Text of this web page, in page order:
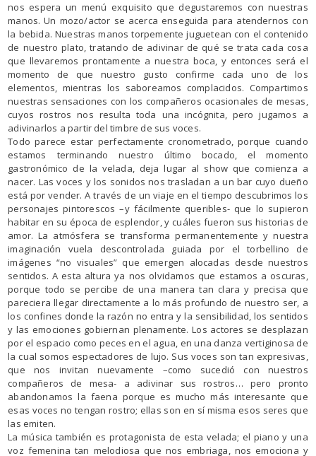
nos espera un menú exquisito que degustaremos con nuestras
manos. Un mozo/actor se acerca enseguida para atendernos con
la bebida. Nuestras manos torpemente juguetean con el contenido
de nuestro plato, tratando de adivinar de qué se trata cada cosa
que llevaremos prontamente a nuestra boca, y entonces será el
momento de que nuestro gusto confirme cada uno de los
elementos, mientras los saboreamos complacidos. Compartimos
nuestras sensaciones con los compañeros ocasionales de mesas,
cuyos rostros nos resulta toda una incógnita, pero jugamos a
adivinarlos a partir del timbre de sus voces.
Todo parece estar perfectamente cronometrado, porque cuando
estamos terminando nuestro último bocado, el momento
gastronómico de la velada, deja lugar al show que comienza a
nacer. Las voces y los sonidos nos trasladan a un bar cuyo dueño
está por vender. A través de un viaje en el tiempo descubrimos los
personajes pintorescos –y fácilmente queribles- que lo supieron
habitar en su época de esplendor, y cuáles fueron sus historias de
amor. La atmósfera se transforma permanentemente y nuestra
imaginación vuela descontrolada guiada por el torbellino de
imágenes “no visuales” que emergen alocadas desde nuestros
sentidos. A esta altura ya nos olvidamos que estamos a oscuras,
porque todo se percibe de una manera tan clara y precisa que
pareciera llegar directamente a lo más profundo de nuestro ser, a
los confines donde la razón no entra y la sensibilidad, los sentidos
y las emociones gobiernan plenamente. Los actores se desplazan
por el espacio como peces en el agua, en una danza vertiginosa de
la cual somos espectadores de lujo. Sus voces son tan expresivas,
que nos invitan nuevamente –como sucedió con nuestros
compañeros de mesa- a adivinar sus rostros… pero pronto
abandonamos la faena porque es mucho más interesante que
esas voces no tengan rostro; ellas son en sí misma esos seres que
las emiten.
La música también es protagonista de esta velada; el piano y una
voz femenina tan melodiosa que nos embriaga, nos emociona y